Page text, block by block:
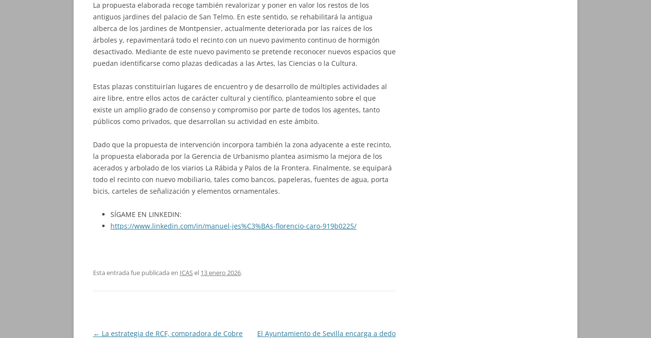
La propuesta elaborada recoge también revalorizar y poner en valor los restos de los
antiguos jardines del palacio de San Telmo. En este sentido, se rehabilitará la antigua
alberca de los jardines de Montpensier, actualmente deteriorada por las raíces de los
árboles y, repavimentará todo el recinto con un nuevo pavimento continuo de hormigón
desactivado. Mediante de este nuevo pavimento se pretende reconocer nuevos espacios que
puedan identificarse como plazas dedicadas a las Artes, las Ciencias o la Cultura.
Estas plazas constituirían lugares de encuentro y de desarrollo de múltiples actividades al
aire libre, entre ellos actos de carácter cultural y científico, planteamiento sobre el que
existe un amplio grado de consenso y compromiso por parte de todos los agentes, tanto
públicos como privados, que desarrollan su actividad en este ámbito.
Dado que la propuesta de intervención incorpora también la zona adyacente a este recinto,
la propuesta elaborada por la Gerencia de Urbanismo plantea asimismo la mejora de los
acerados y arbolado de los viarios La Rábida y Palos de la Frontera. Finalmente, se equipará
todo el recinto con nuevo mobiliario, tales como bancos, papeleras, fuentes de agua, porta
bicis, carteles de señalización y elementos ornamentales.
SÍGAME EN LINKEDIN:
https://www.linkedin.com/in/manuel-jes%C3%BAs-florencio-caro-919b0225/
Esta entrada fue publicada en ICASel 13 enero 2026.
Navegación
← La estrategia de RCF, compradora de Cobre El Ayuntamiento de Sevilla encarga a dedo